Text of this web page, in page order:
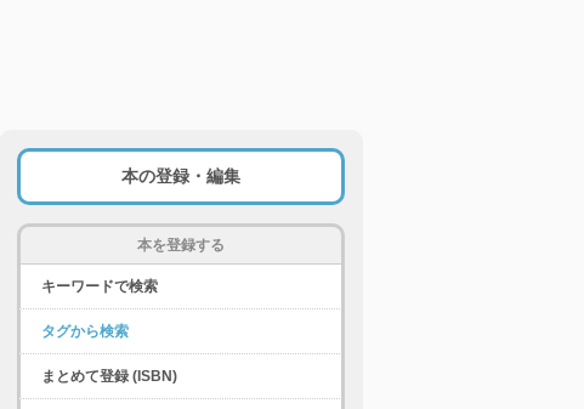
本の登録・編集
本を登録する
キーワードで検索
タグから検索
まとめて登録 (ISBN)